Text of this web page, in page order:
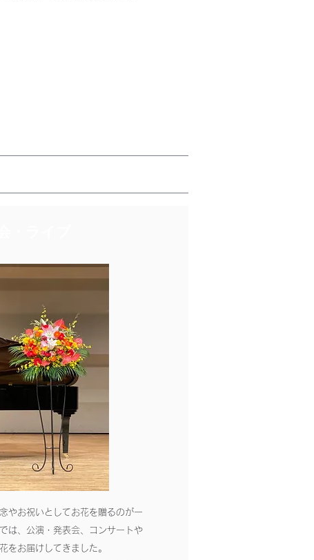
やお祝いとしてお花を贈るのが一
は、公演・発表会、コンサートや
をお届けしてきました。